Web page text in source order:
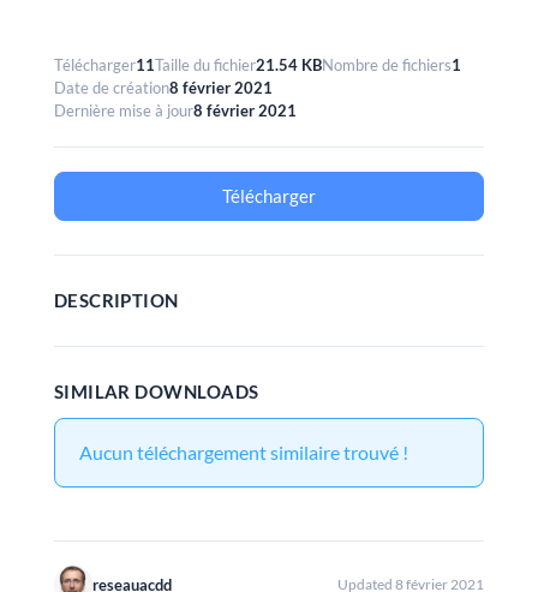
Télécharger11Taille du fichier21.54 KBNombre de fichiers1
Date de création8 février 2021
Dernière mise à jour8 février 2021
Télécharger
DESCRIPTION
SIMILAR DOWNLOADS
Aucun téléchargement similaire trouvé !
reseauacdd Updated 8 février 2021